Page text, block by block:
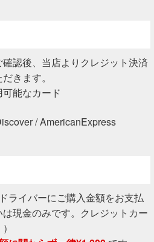
確認後、当店よりクレジット決済
きます。
可能なカード
/ AmericanExpress
ライバーにご購入金額をお支払
現金のみです。クレジットカー